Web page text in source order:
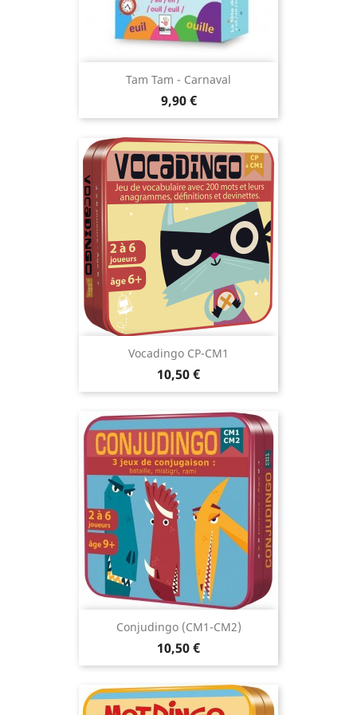
Tam Tam - Carnaval
Prix
9,90 €
Vocadingo CP-CM1
Prix
10,50 €
Conjudingo (CM1-CM2)
Prix
10,50 €